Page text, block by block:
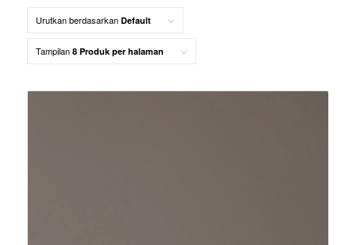
Urutkan berdasarkan Default
Tampilan 8 Produk per halaman